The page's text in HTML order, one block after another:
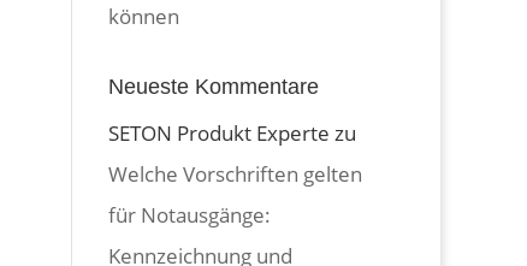
können
Neueste Kommentare
SETON Produkt Experte zu
Welche Vorschriften gelten
für Notausgänge:
Kennzeichnung und